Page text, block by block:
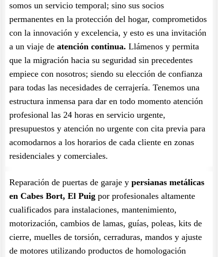
somos un servicio temporal; sino sus socios
permanentes en la protección del hogar, comprometidos
con la innovación y excelencia, y esto es una invitación
a un viaje de atención continua. Llámenos y permita
que la migración hacia su seguridad sin precedentes
empiece con nosotros; siendo su elección de confianza
para todas las necesidades de cerrajería. Tenemos una
estructura inmensa para dar en todo momento atención
profesional las 24 horas en servicio urgente,
presupuestos y atención no urgente con cita previa para
acomodarnos a los horarios de cada cliente en zonas
residenciales y comerciales.
Reparación de puertas de garaje y persianas metálicas
en Cabes Bort, El Puig por profesionales altamente
cualificados para instalaciones, mantenimiento,
motorización, cambios de lamas, guías, poleas, kits de
cierre, muelles de torsión, cerraduras, mandos y ajuste
de motores utilizando productos de homologación